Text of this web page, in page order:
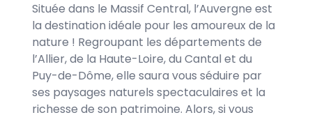
Située dans le Massif Central, l’Auvergne est
la destination idéale pour les amoureux de la
nature ! Regroupant les départements de
l’Allier, de la Haute-Loire, du Cantal et du
Puy-de-Dôme, elle saura vous séduire par
ses paysages naturels spectaculaires et la
richesse de son patrimoine. Alors, si vous